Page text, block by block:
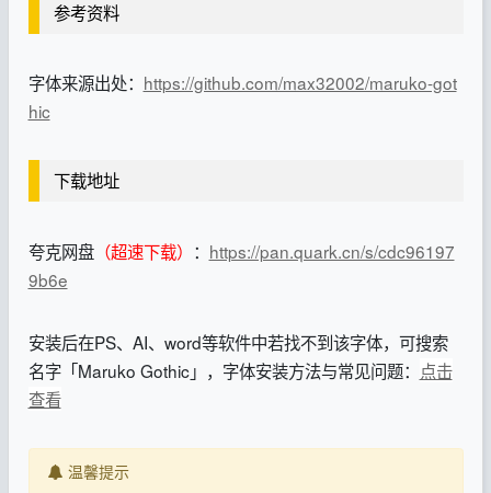
参考资料
字体来源出处： https://github.com/max32002/maruko-got
hic
下载地址
夸克网盘（超速下载） ： https://pan.quark.cn/s/cdc96197
9b6e
安装后在PS、AI、word等软件中若找不到该字体，可搜索
名字「Maruko Gothic」，字体安装方法与常见问题： 点击
查看
温馨提示